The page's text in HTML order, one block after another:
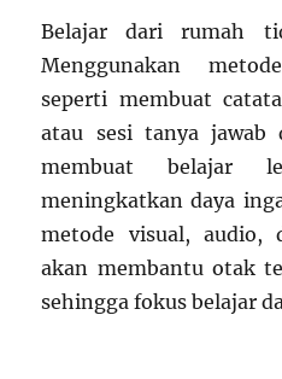
Belajar dari rumah
Menggunakan
seperti membuat
atau sesi tanya jawab
membuat belajar
meningkatkan daya
metode visual, audio,
akan membantu otak
sehingga fokus belajar